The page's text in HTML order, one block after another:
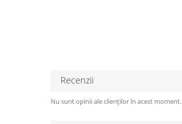
Recenzii
Nu sunt opinii ale clienților în acest moment.